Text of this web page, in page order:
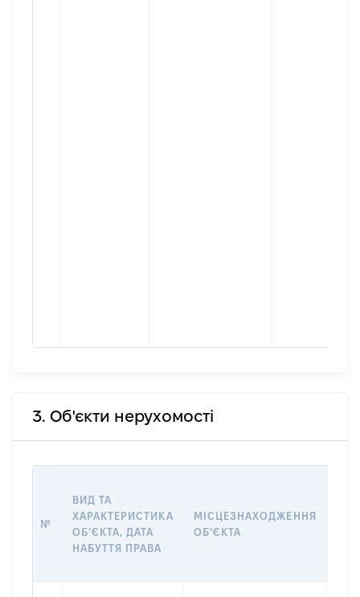
3. Об'єкти нерухомості
№
ВИД ТА
ХАРАКТЕРИСТИКА
ОБʼЄКТА, ДАТА
НАБУТТЯ ПРАВА
МІСЦЕЗНАХОДЖЕННЯ
ОБʼЄКТА